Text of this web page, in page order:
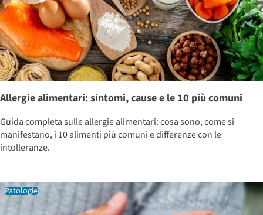
Allergie alimentari: sintomi, cause e le 10 più comuni
Guida completa sulle allergie alimentari: cosa sono, come si
manifestano, i 10 alimenti più comuni e differenze con le
intolleranze.
Patologie